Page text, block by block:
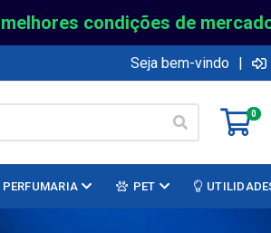
condições de
Seja bem-vindo |
0
PERFUMARIA PET